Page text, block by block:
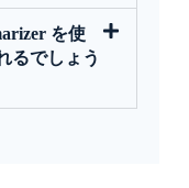
を使
るでしょう